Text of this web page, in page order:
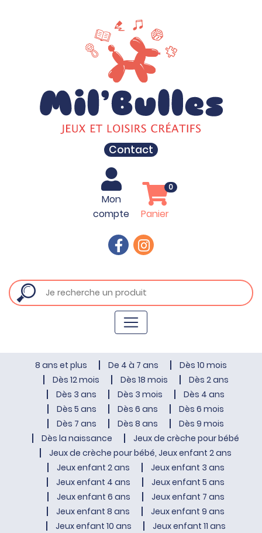
Contact
Mon
compte
Panier
0
8 ans et plus De 4 à 7 ans
Dès 10 mois
Dès 12 mois
Dès 18 mois
Dès 2 ans
Dès 3 ans
Dès 3 mois
Dès 4 ans
Dès 5 ans
Dès 6 ans
Dès 6 mois
Dès 7 ans
Dès 8 ans
Dès 9 mois
Dès la naissance
Jeux de crèche pour bébé
Jeux de crèche pour bébé, Jeux enfant 2 ans
Jeux enfant 2 ans
Jeux enfant 3 ans
Jeux enfant 4 ans
Jeux enfant 5 ans
Jeux enfant 6 ans
Jeux enfant 7 ans
Jeux enfant 8 ans
Jeux enfant 9 ans
Jeux enfant 10 ans
Jeux enfant 11 ans